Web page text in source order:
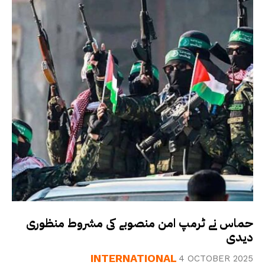
حماس نے ٹرمپ امن منصوبے کی مشروط منظوری
دیدی
INTERNATIONAL 4 OCTOBER 2025